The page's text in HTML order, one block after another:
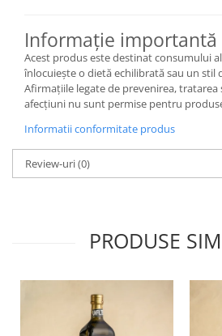
Informație importantă
Acest produs este destinat consumului
înlocuiește o dietă echilibrată sau un stil
Afirmațiile legate de prevenirea, tratarea
afecțiuni nu sunt permise pentru
Informatii conformitate produs
Review-uri(0)
PRODUSE